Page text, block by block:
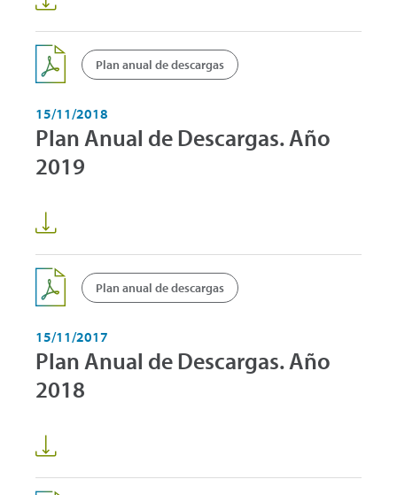
Plan anual de descargas
15/11/2018
Plan Anual de Descargas. Año
2019
Plan anual de descargas
15/11/2017
Plan Anual de Descargas. Año
2018